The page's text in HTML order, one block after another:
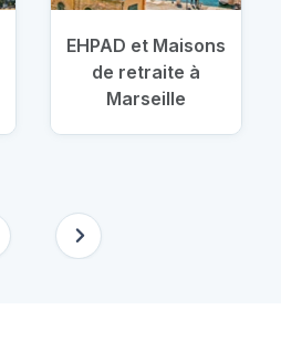
EHPAD et Maisons
de retraite à
Marseille